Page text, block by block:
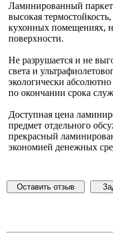
Ламинированный паркет
высокая
кухонных помещениях,
поверхности.
Не разрушается и не
света и
экологически абсолютно
по окончании срока
Доступная цена
предмет отдельного
прекрасный
экономией денежных
Оставить отзыв